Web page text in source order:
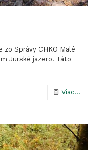
Správy CHKO Malé
Jurské jazero. Táto
Viac...
jazero“